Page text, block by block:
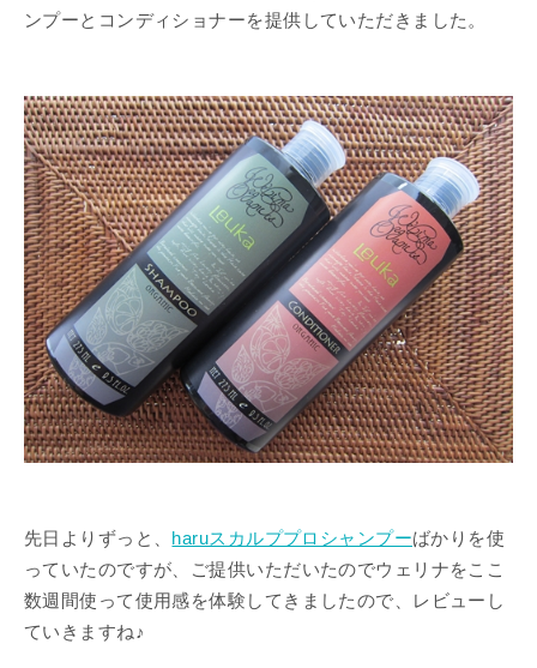
ンプーとコンディショナーを提供していただきました。
先日よりずっと、 haruスカルププロシャンプーばかりを使
っていたのですが、ご提供いただいたのでウェリナをここ
数週間使って使用感を体験してきましたので、レビューし
ていきますね♪